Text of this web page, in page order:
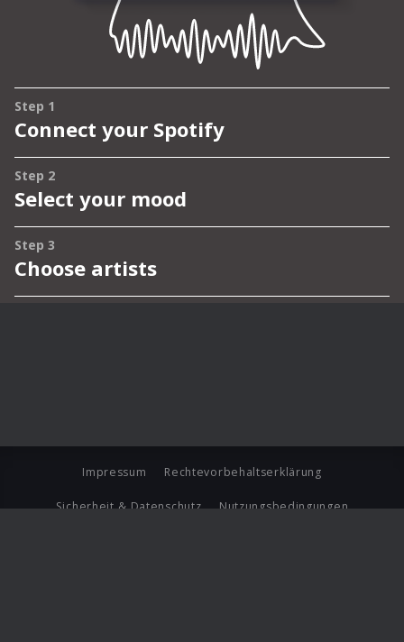
Impressum Rechtevorbehaltserklärung
Sicherheit & Datenschutz Nutzungsbedingungen